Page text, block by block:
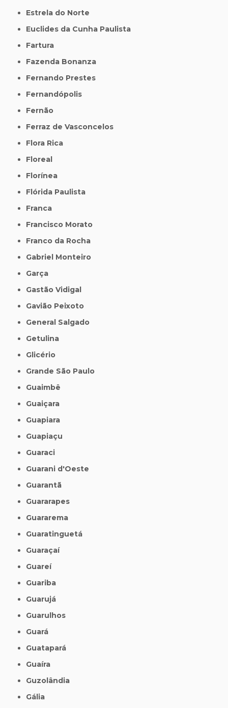
Estrela do Norte
Euclides da Cunha Paulista
Fartura
Fazenda Bonanza
Fernando Prestes
Fernandópolis
Fernão
Ferraz de Vasconcelos
Flora Rica
Floreal
Florínea
Flórida Paulista
Franca
Francisco Morato
Franco da Rocha
Gabriel Monteiro
Garça
Gastão Vidigal
Gavião Peixoto
General Salgado
Getulina
Glicério
Grande São Paulo
Guaimbê
Guaiçara
Guapiara
Guapiaçu
Guaraci
Guarani d'Oeste
Guarantã
Guararapes
Guararema
Guaratinguetá
Guaraçaí
Guareí
Guariba
Guarujá
Guarulhos
Guará
Guatapará
Guaíra
Guzolândia
Gália